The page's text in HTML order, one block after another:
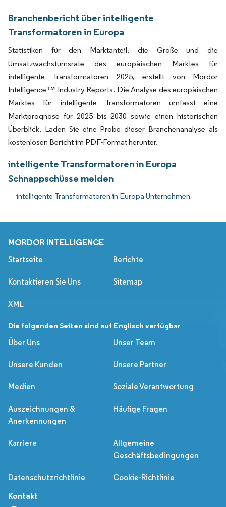
Branchenbericht über intelligente
Transformatoren in Europa
Statistiken für den Marktanteil, die Größe und die
Umsatzwachstumsrate des europäischen Marktes für
intelligente Transformatoren 2025, erstellt von Mordor
Intelligence™ Industry Reports. Die Analyse des europäischen
Marktes für intelligente Transformatoren umfasst eine
Marktprognose für 2025 bis 2030 sowie einen historischen
Überblick. Laden Sie eine Probe dieser Branchenanalyse als
kostenlosen Bericht im PDF-Format herunter.
intelligente Transformatoren in Europa
Schnappschüsse melden
intelligente Transformatoren in Europa Unternehmen
MORDOR INTELLIGENCE
Startseite Berichte
Kontaktieren Sie Uns Sitemap
XML
Die folgenden Seiten sind auf Englisch verfügbar
Über Uns
Unser Team
Unsere Kunden Unsere Partner
Medien Soziale Verantwortung
Auszeichnungen &
Anerkennungen
Häufige Fragen
Karriere
Allgemeine
Geschäftsbedingungen
Datenschutzrichtlinie Cookie-Richtlinie
Kontakt